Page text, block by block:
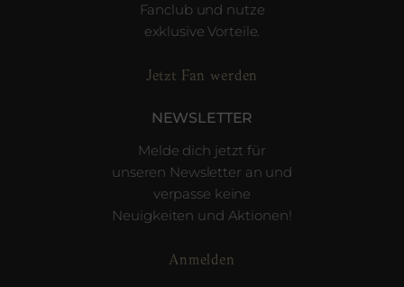
Fanclub und nutze
exklusive Vorteile.
Jetzt Fan werden
NEWSLETTER
Melde dich jetzt für
unseren Newsletter an und
verpasse keine
Neuigkeiten und Aktionen!
Anmelden